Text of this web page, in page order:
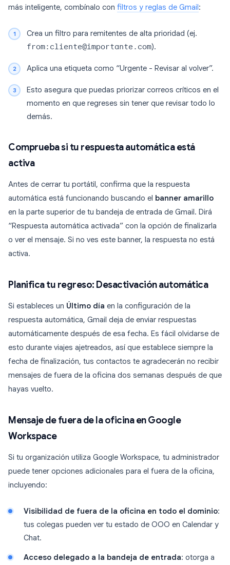
más inteligente, combínalo con filtros y reglas de Gmail :
Crea un filtro para remitentes de alta prioridad (ej.
from:cliente@importante.com).
Aplica una etiqueta como “Urgente - Revisar al volver”.
Esto asegura que puedas priorizar correos críticos en el
momento en que regreses sin tener que revisar todo lo
demás.
Comprueba si tu respuesta automática está
activa
Antes de cerrar tu portátil, confirma que la respuesta
automática está funcionando buscando el banner amarillo
en la parte superior de tu bandeja de entrada de Gmail. Dirá
“Respuesta automática activada” con la opción de finalizarla
o ver el mensaje. Si no ves este banner, la respuesta no está
activa.
Planifica tu regreso: Desactivación automática
Si estableces un Último día en la configuración de la
respuesta automática, Gmail deja de enviar respuestas
automáticamente después de esa fecha. Es fácil olvidarse de
esto durante viajes ajetreados, así que establece siempre la
fecha de finalización, tus contactos te agradecerán no recibir
mensajes de fuera de la oficina dos semanas después de que
hayas vuelto.
Mensaje de fuera de la oficina en Google
Workspace
Si tu organización utiliza Google Workspace, tu administrador
puede tener opciones adicionales para el fuera de la oficina,
incluyendo:
Visibilidad de fuera de la oficina en todo el dominio:
tus colegas pueden ver tu estado de OOO en Calendar y
Chat.
Acceso delegado a la bandeja de entrada: otorga a